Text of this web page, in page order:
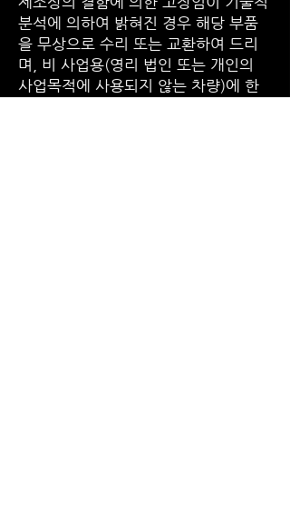
분석에 의하여 밝혀진 경우 해당 부품
을 무상으로 수리 또는 교환하여 드리
며, 비 사업용(영리 법인 또는 개인의
사업목적에 사용되지 않는 차량)에 한